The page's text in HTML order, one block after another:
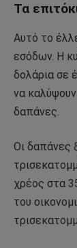
Τα
Αυτό το
εσόδων. Η
δολάρια σε
να
δαπάνες.
Οι δαπάνες
χρέος στα
του